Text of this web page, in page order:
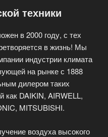
техники
в 2000 году, с тех
в жизнь! Мы
индустрии климата
на рынке с 1888
дилером таких
как DAIKIN, AIRWELL,
MITSUBISHI.
воздуха высокого